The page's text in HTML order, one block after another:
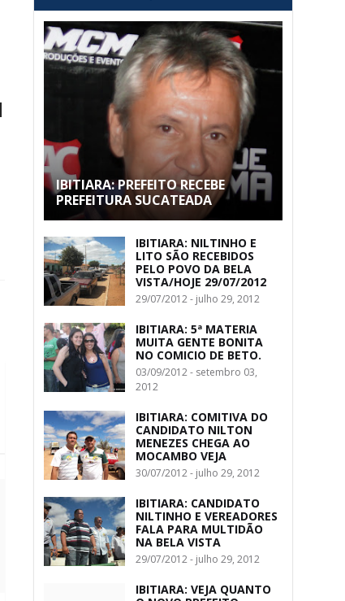
IBITIARA: PREFEITO RECEBE
PREFEITURA SUCATEADA
IBITIARA: NILTINHO E
LITO SÃO RECEBIDOS
PELO POVO DA BELA
VISTA/HOJE 29/07/2012
29/07/2012 - julho 29, 2012
IBITIARA: 5ª MATERIA
MUITA GENTE BONITA
NO COMICIO DE BETO.
03/09/2012 - setembro 03,
2012
IBITIARA: COMITIVA DO
CANDIDATO NILTON
MENEZES CHEGA AO
MOCAMBO VEJA
30/07/2012 - julho 29, 2012
IBITIARA: CANDIDATO
NILTINHO E VEREADORES
FALA PARA MULTIDÃO
NA BELA VISTA
29/07/2012 - julho 29, 2012
IBITIARA: VEJA QUANTO